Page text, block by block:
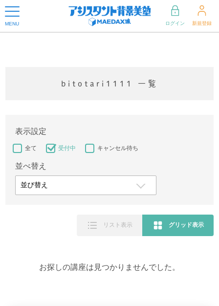
MENU ログイン 新規登録
bitotari1111 一覧
表示設定
全て 受付中 キャンセル待ち
並べ替え
リスト表示 グリッド表示
お探しの講座は見つかりませんでした。